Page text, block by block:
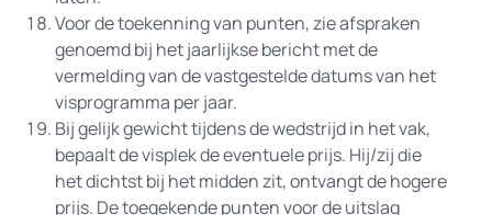
Voor de toekenning van punten, zie afspraken
genoemd bij het jaarlijkse bericht met de
vermelding van de vastgestelde datums van het
visprogramma per jaar.
Bij gelijk gewicht tijdens de wedstrijd in het vak,
bepaalt de visplek de eventuele prijs. Hij/zij die
het dichtst bij het midden zit, ontvangt de hogere
prijs. De toegekende punten voor de uitslag